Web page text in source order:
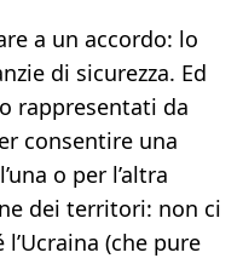
a un accordo: lo
di sicurezza. Ed
rappresentati da
consentire una
o per l’altra
dei territori: non ci
(che pure